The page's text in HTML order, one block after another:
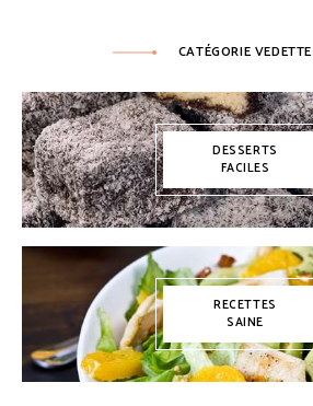
CATÉGORIE VEDETTE
DESSERTS
FACILES
RECETTES
SAINE